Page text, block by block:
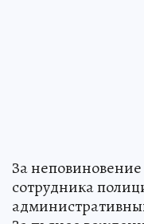
За
сотрудника